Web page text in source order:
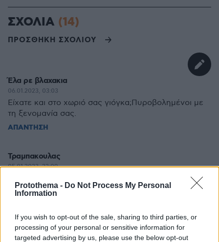
Protothema - Do Not Process My Personal
Information
If you wish to opt-out of the sale, sharing to third parties, or
processing of your personal or sensitive information for
targeted advertising by us, please use the below opt-out
ΣΧΟΛΙΑ (14)
ΠΡΟΣΘΗΚΗ ΣΧΟΛΙΟΥ
Έλα ρε βλαχακια
06.01.2023, 03:03
Είχατε και στο χωριό σας γιόγκα;Πυροβολημένοι με
τη ξενομανία σας.
ΑΠΑΝΤΗΣΗ
Τραμπακουλας
05.01.2023, 22:09
Αφού και οι δασκάλες γιόγκα φοράνε κολάν ενα με
το δέρμα και μας πετάγονται τα μάτια έξω το τικ τοκ
ΑΠΑΝΤΗΣΗ